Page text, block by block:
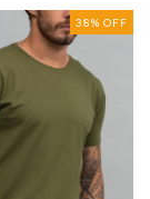
38% OFF